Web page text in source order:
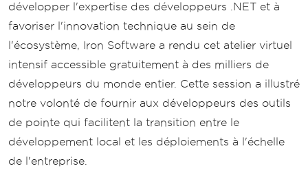
développer l'expertise des développeurs .NET et à
favoriser l'innovation technique au sein de
l'écosystème, Iron Software a rendu cet atelier virtuel
intensif accessible gratuitement à des milliers de
développeurs du monde entier. Cette session a illustré
notre volonté de fournir aux développeurs des outils
de pointe qui facilitent la transition entre le
développement local et les déploiements à l'échelle
de l'entreprise.